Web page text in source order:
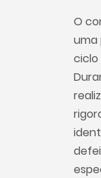
O
uma
ciclo